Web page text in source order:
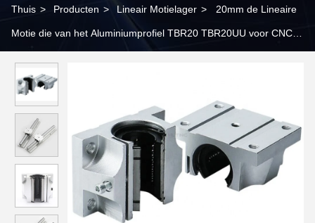
Thuis > Producten > Lineair Motielager > 20mm de Lineaire
Motie die van het Aluminiumprofiel TBR20 TBR20UU voor CNC